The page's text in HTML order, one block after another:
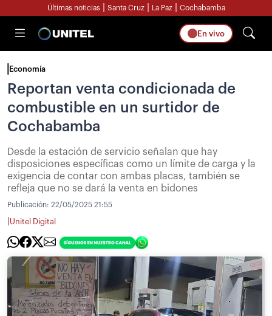
Últimas noticias Santa Cruz La Paz Cochabamba
En vivo
Economía
Reportan venta condicionada de
combustible en un surtidor de
Cochabamba
Desde la estación de servicio señalan que hay
disposiciones específicas como un límite de carga y la
exigencia de contar con ambas placas, también se
refleja que no se dará la venta en bidones
Publicación: 22/05/2025 21:55
Unitel Digital